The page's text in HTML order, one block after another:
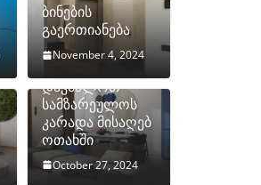
ბინების
გაერთიანება
November 4, 2024
როგორ
დავმალოთ
სამზარეულოს
კარადა მისაღებ
ოთახში
October 27, 2024